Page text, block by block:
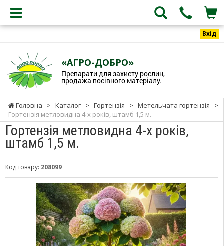
Вхід
«АГРО-ДОБРО»
Препарати для захисту рослин,
продажа посівного матеріалу.
Головна > Каталог > Гортензія > Метельчата гортензія
>
Гортензія метловидна 4-х років, штамб 1,5 м.
Гортензія метловидна 4-х років,
штамб 1,5 м.
Код товару: 208099